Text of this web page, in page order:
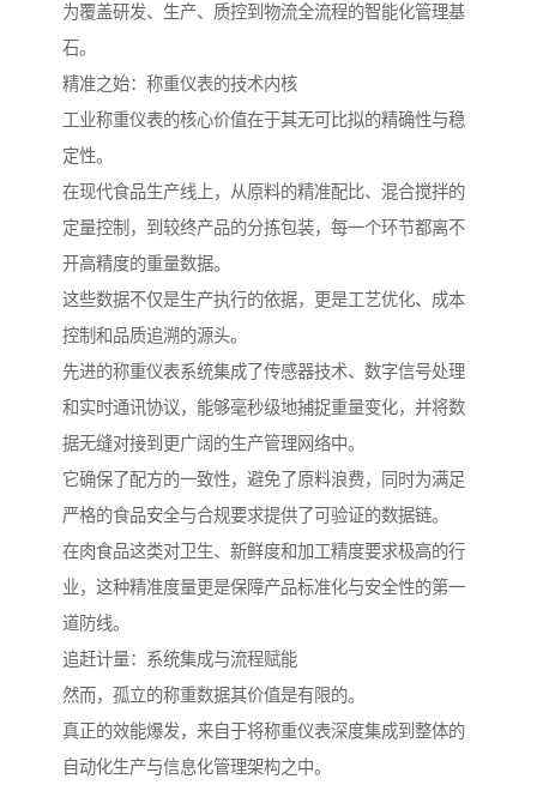
为覆盖研发、生产、质控到物流全流程的智能化管理基
石。
精准之始：称重仪表的技术内核
工业称重仪表的核心价值在于其无可比拟的精确性与稳
定性。
在现代食品生产线上，从原料的精准配比、混合搅拌的
定量控制，到较终产品的分拣包装，每一个环节都离不
开高精度的重量数据。
这些数据不仅是生产执行的依据，更是工艺优化、成本
控制和品质追溯的源头。
先进的称重仪表系统集成了传感器技术、数字信号处理
和实时通讯协议，能够毫秒级地捕捉重量变化，并将数
据无缝对接到更广阔的生产管理网络中。
它确保了配方的一致性，避免了原料浪费，同时为满足
严格的食品安全与合规要求提供了可验证的数据链。
在肉食品这类对卫生、新鲜度和加工精度要求极高的行
业，这种精准度量更是保障产品标准化与安全性的第一
道防线。
追赶计量：系统集成与流程赋能
然而，孤立的称重数据其价值是有限的。
真正的效能爆发，来自于将称重仪表深度集成到整体的
自动化生产与信息化管理架构之中。